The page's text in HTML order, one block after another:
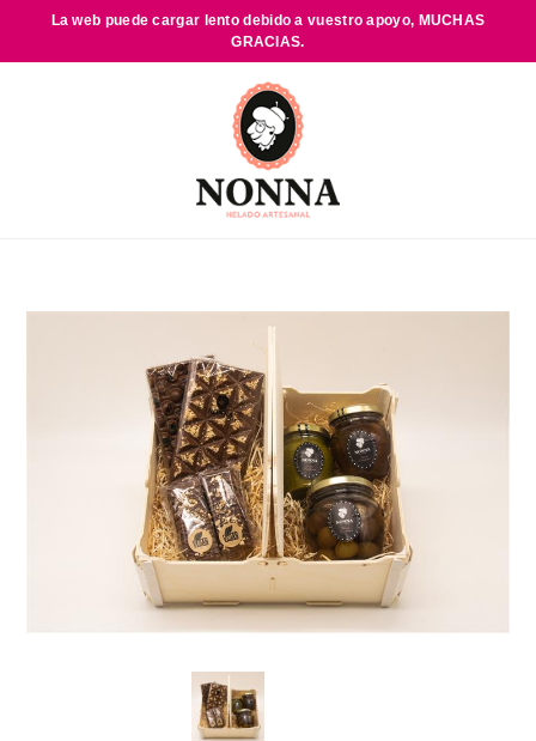
La web puede cargar lento debido a vuestro apoyo, MUCHAS
GRACIAS.